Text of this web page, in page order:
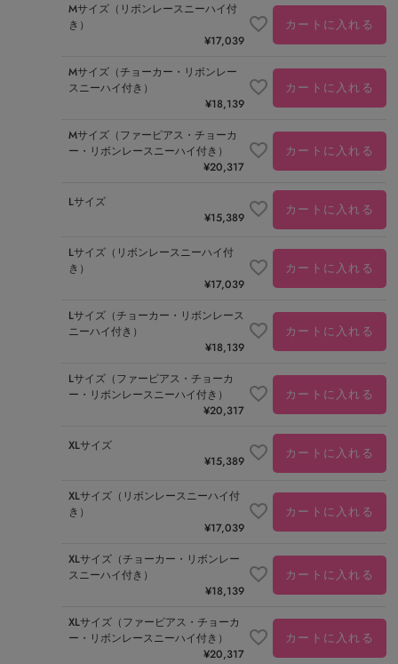
Mサイズ（リボンレースニーハイ付
き）
¥17,039
カートに入れる
Mサイズ（チョーカー・リボンレー
スニーハイ付き）
¥18,139
カートに入れる
Mサイズ（ファーピアス・チョーカ
ー・リボンレースニーハイ付き）
¥20,317
カートに入れる
Lサイズ
¥15,389 カートに入れる
Lサイズ（リボンレースニーハイ付
き）
¥17,039
カートに入れる
Lサイズ（チョーカー・リボンレース
ニーハイ付き）
¥18,139
カートに入れる
Lサイズ（ファーピアス・チョーカ
ー・リボンレースニーハイ付き）
¥20,317
カートに入れる
XLサイズ
¥15,389 カートに入れる
XLサイズ（リボンレースニーハイ付
き）
¥17,039
カートに入れる
XLサイズ（チョーカー・リボンレー
スニーハイ付き）
¥18,139
カートに入れる
XLサイズ（ファーピアス・チョーカ
ー・リボンレースニーハイ付き）
¥20,317
カートに入れる